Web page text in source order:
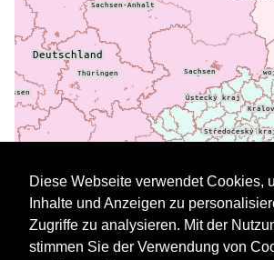
Daten werden geladen
Diese Webseite verwendet Cookies,
Inhalte und Anzeigen zu
Zugriffe zu analysieren. Mit der
stimmen Sie der Verwendung von